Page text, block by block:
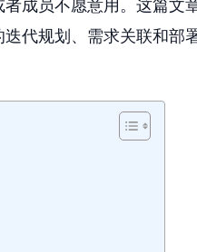
成员不愿意用。这篇文
代规划、需求关联和部